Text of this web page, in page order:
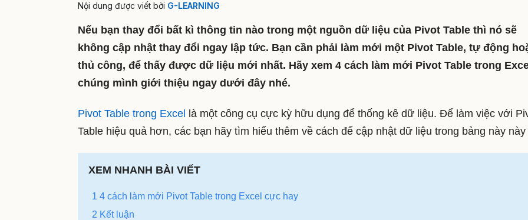
Nội dung được viết bởi G-LEARNING
Nếu bạn thay đổi bất kì thông tin nào trong một nguồn dữ liệu của Pivot Table thì nó sẽ
không cập nhật thay đổi ngay lập tức. Bạn cần phải làm mới một Pivot Table, tự động
thủ công, để thấy được dữ liệu mới nhất. Hãy xem 4 cách làm mới Pivot Table trong
chúng mình giới thiệu ngay dưới đây nhé.
Pivot Table trong Excel
là một công cụ cực kỳ hữu dụng để thống kê dữ liệu. Để làm việc với
Table hiệu quả hơn, các bạn hãy tìm hiểu thêm về cách để cập nhật dữ liệu trong bảng này này
XEM NHANH BÀI VIẾT
1 4 cách làm mới Pivot Table trong Excel cực hay
2 Kết luận